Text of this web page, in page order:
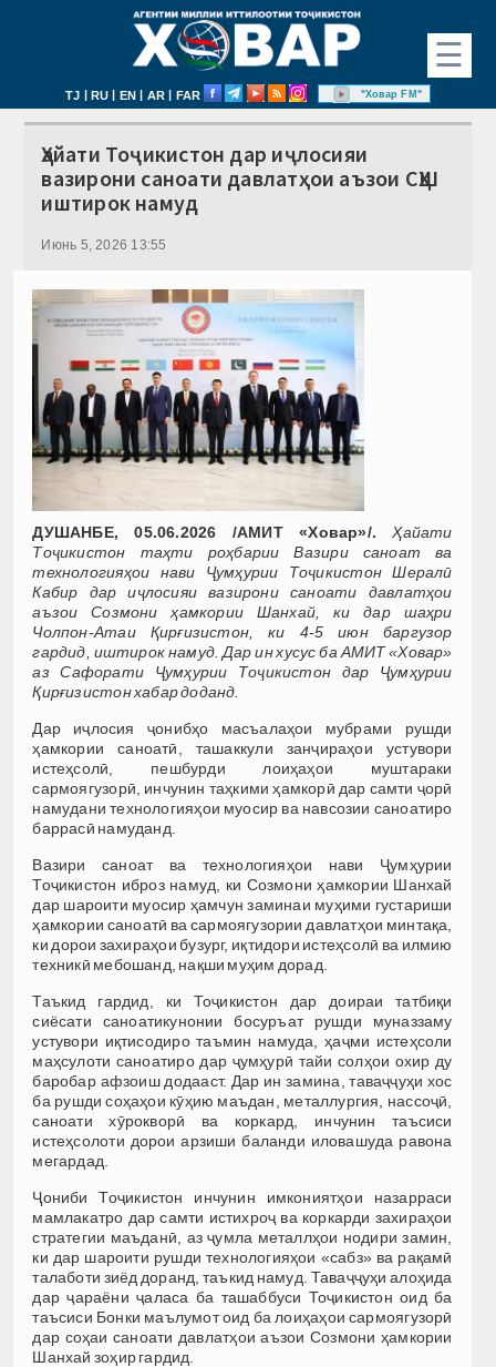
☰
TJ | RU | EN | AR | FAR "Ховар FM"
Ҳайати Тоҷикистон дар иҷлосияи
вазирони саноати давлатҳои аъзои СҲШ
иштирок намуд
Июнь 5, 2026 13:55
ДУШАНБЕ, 05.06.2026 /АМИТ «Ховар»/.
Ҳайати
Тоҷикистон таҳти роҳбарии Вазири саноат ва
технологияҳои нави Ҷумҳурии Тоҷикистон Шералӣ
Кабир дар иҷлосияи вазирони саноати давлатҳои
аъзои Созмони ҳамкории Шанхай, ки дар шаҳри
Чолпон-Атаи Қирғизистон, ки 4-5 июн баргузор
гардид, иштирок намуд. Дар ин хусус ба АМИТ «Ховар»
аз Сафорати Ҷумҳурии Тоҷикистон дар Ҷумҳурии
Қирғизистон хабар доданд.
Дар иҷлосия ҷонибҳо масъалаҳои мубрами рушди
ҳамкории саноатӣ, ташаккули занҷираҳои устувори
истеҳсолӣ, пешбурди лоиҳаҳои муштараки
сармоягузорӣ, инчунин таҳкими ҳамкорӣ дар самти ҷорӣ
намудани технологияҳои муосир ва навсозии саноатиро
баррасӣ намуданд.
Вазири саноат ва технологияҳои нави Ҷумҳурии
Тоҷикистон иброз намуд, ки Созмони ҳамкории Шанхай
дар шароити муосир ҳамчун заминаи муҳими густариши
ҳамкории саноатӣ ва сармоягузории давлатҳои минтақа,
ки дорои захираҳои бузург, иқтидори истеҳсолӣ ва илмию
техникӣ мебошанд, нақши муҳим дорад.
Таъкид гардид, ки Тоҷикистон дар доираи татбиқи
сиёсати саноатикунонии босуръат рушди муназзаму
устувори иқтисодиро таъмин намуда, ҳаҷми истеҳсоли
маҳсулоти саноатиро дар ҷумҳурӣ тайи солҳои охир ду
баробар афзоиш додааст. Дар ин замина, таваҷҷуҳи хос
ба рушди соҳаҳои кӯҳию маъдан, металлургия, нассоҷӣ,
саноати хӯрокворӣ ва коркард, инчунин таъсиси
истеҳсолоти дорои арзиши баланди иловашуда равона
мегардад.
Ҷониби Тоҷикистон инчунин имкониятҳои назарраси
мамлакатро дар самти истихроҷ ва коркарди захираҳои
стратегии маъданӣ, аз ҷумла металлҳои нодири замин,
ки дар шароити рушди технологияҳои «сабз» ва рақамӣ
талаботи зиёд доранд, таъкид намуд. Таваҷҷуҳи алоҳида
дар ҷараёни ҷаласа ба ташаббуси Тоҷикистон оид ба
таъсиси Бонки маълумот оид ба лоиҳаҳои сармоягузорӣ
дар соҳаи саноати давлатҳои аъзои Созмони ҳамкории
Шанхай зоҳир гардид.